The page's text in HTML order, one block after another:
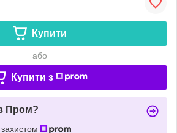
Купити
або
Купити з
Пром?